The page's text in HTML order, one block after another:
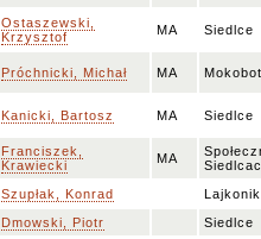
Ostaszewski,
Krzysztof
MA Siedlce
Próchnicki, Michał MA
Kanicki, Bartosz MA Siedlce
Franciszek,
Krawiecki
MA
Szupłak, Konrad
Dmowski, Piotr
Siedlce